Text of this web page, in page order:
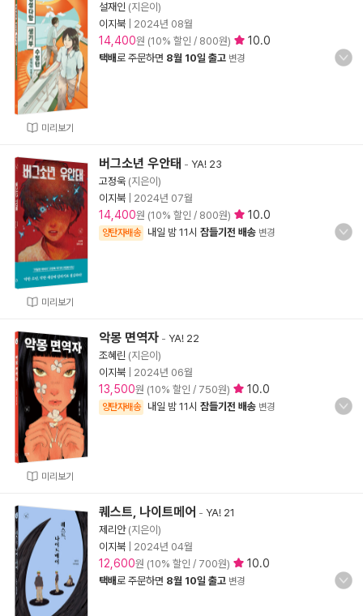
미리보기
설재인 (지은이)
이지북
2024년 08월
14,400원 (10% 할인 / 800원) 10.0
택배로 주문하면 8월 10일 출고 변경
미리보기
버그소년 우안태 - YA! 23
고정욱 (지은이)
이지북
2024년 07월
14,400원 (10% 할인 / 800원) 10.0
양탄자배송 내일 밤 11시 잠들기전 배송 변경
미리보기
악몽 면역자 - YA! 22
조혜린 (지은이)
이지북
2024년 06월
13,500원 (10% 할인 / 750원) 10.0
양탄자배송 내일 밤 11시 잠들기전 배송 변경
퀘스트, 나이트메어 - YA! 21
제리안(지은이)
이지북
2024년 04월
12,600원 (10% 할인 / 700원) 10.0
택배로 주문하면 8월 10일 출고 변경